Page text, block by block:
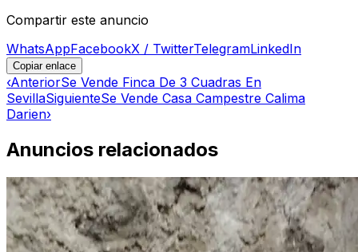
Compartir este anuncio
WhatsAppFacebookX / TwitterTelegramLinkedIn
Copiar enlace
‹AnteriorSe Vende Finca De 3 Cuadras En
SevillaSiguienteSe Vende Casa Campestre Calima
Darien›
Anuncios relacionados